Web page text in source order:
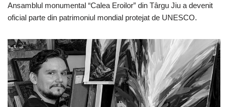
Ansamblul monumental “Calea Eroilor” din Târgu Jiu a devenit
oficial parte din patrimoniul mondial protejat de UNESCO.